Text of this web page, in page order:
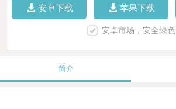
安卓下载 苹果下载
安卓市场，安全绿色
简介